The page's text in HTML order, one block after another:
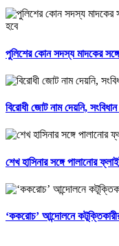
পুলিশের কোন সদস্য মাদকের
বিরোধী জোট নাম দেয়নি,
শেখ হাসিনার সঙ্গে পালানোর
‘ককরোচ’ আন্দোলনে